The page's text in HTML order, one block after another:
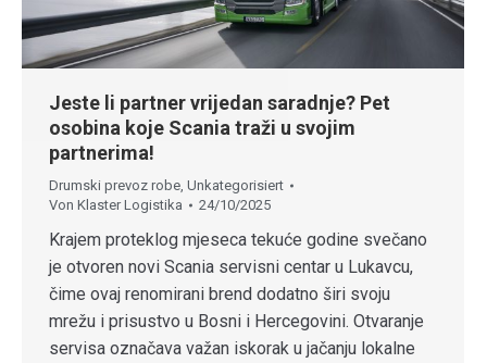
Jeste li partner vrijedan saradnje? Pet
osobina koje Scania traži u svojim
partnerima!
Drumski prevoz robe Unkategorisiert
Von Klaster Logistika 24/10/2025
Krajem proteklog mjeseca tekuće godine svečano
je otvoren novi Scania servisni centar u Lukavcu,
čime ovaj renomirani brend dodatno širi svoju
mrežu i prisustvo u Bosni i Hercegovini. Otvaranje
servisa označava važan iskorak u jačanju lokalne